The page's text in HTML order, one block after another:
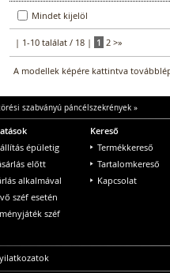
Mindet kijelöl
| 1-10 találat / 18 | 1 2 >»
A modellek képére kattintva
szabványú páncélszekrények»
épületig
előtt
alkalmával
széf esetén
széf
Kereső
Termékkereső
Tartalomkereső
Kapcsolat